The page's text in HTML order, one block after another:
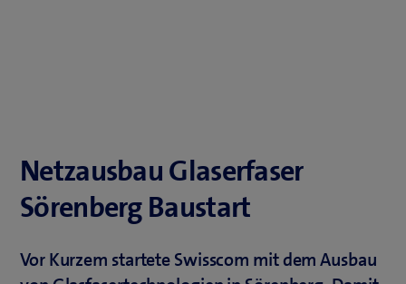
Netzausbau Glaserfaser
Sörenberg Baustart
Vor Kurzem startete Swisscom mit dem Ausbau